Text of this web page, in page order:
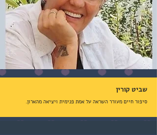
שביט קורין
סיפור חיים מעורר השראה על אמת פנימית ויציאה מהארון.